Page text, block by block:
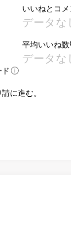
いいねとコ
データな
平均いいね数
データな
に進む。